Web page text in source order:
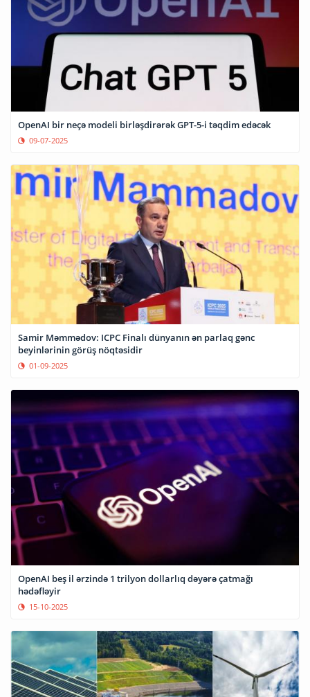
OpenAI bir neçə modeli birləşdirərək GPT-5-i təqdim edəcək
09-07-2025
Samir Məmmədov: ICPC Finalı dünyanın ən parlaq gənc
beyinlərinin görüş nöqtəsidir
01-09-2025
OpenAI beş il ərzində 1 trilyon dollarlıq dəyərə çatmağı
hədəfləyir
15-10-2025